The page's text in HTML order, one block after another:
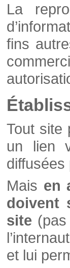
La
fins
Tout site
un lien
diffusées
Mais en
doivent
site
et lui